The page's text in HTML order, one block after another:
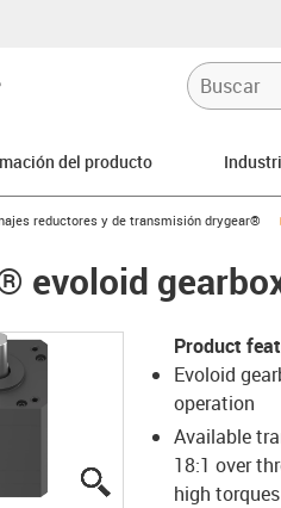
del producto
arrow-right
reductores y de transmisión drygear®
evoloid
igus-icon-lupe
igus-icon-lupe
igus-icon-lupe
igus-icon-lupe
igus-icon-lupe
Product
Evoloid
operation
Available
18:1 over
high torques